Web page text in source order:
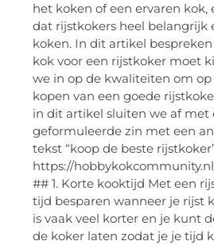
het koken of een ervaren kok,
dat rijstkokers heel belangrijk
koken. In dit artikel
kok voor een rijstkoker moet
we in op de kwaliteiten om
kopen van een goede
in dit artikel sluiten we af met
geformuleerde zin met een
tekst “koop de beste
https://
## 1. Korte kooktijd Met een
tijd besparen wanneer je rijst
is vaak veel korter en je kunt
de koker laten zodat je je tijd